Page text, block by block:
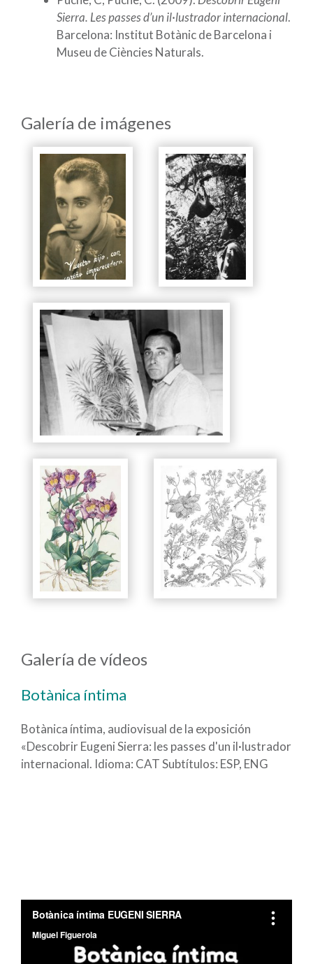
Sierra. Les passes d’un il·lustrador internacional.
Barcelona: Institut Botànic de Barcelona i
Museu de Ciències Naturals.
Galería de imágenes
Galería de vídeos
Botànica íntima
Botànica íntima, audiovisual de la exposición
«Descobrir Eugeni Sierra: les passes d'un il·lustrador
internacional. Idioma: CAT Subtítulos: ESP, ENG